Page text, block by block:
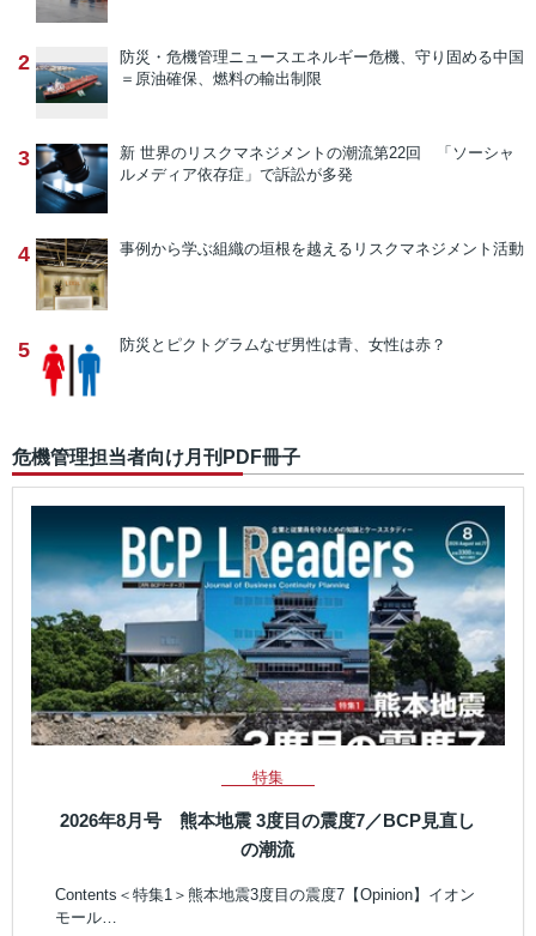
2 防災・危機管理ニュースエネルギー危機、守り固める中国
＝原油確保、燃料の輸出制限
3 新 世界のリスクマネジメントの潮流第22回 「ソーシャ
ルメディア依存症」で訴訟が多発
4 事例から学ぶ組織の垣根を越えるリスクマネジメント活動
5 防災とピクトグラムなぜ男性は青、女性は赤？
危機管理担当者向け月刊PDF冊子
特集
2026年8月号 熊本地震 3度目の震度7／BCP見直し
の潮流
Contents＜特集1＞熊本地震3度目の震度7【Opinion】イオン
モール…